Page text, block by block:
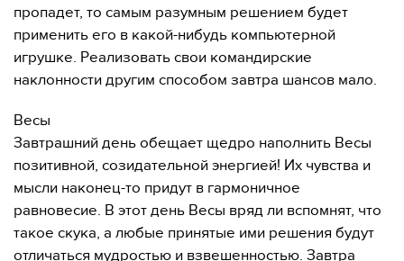
пропадет, то самым разумным решением будет
применить его в какой-нибудь компьютерной
игрушке. Реализовать свои командирские
наклонности другим способом завтра шансов мало.
Весы
Завтрашний день обещает щедро наполнить Весы
позитивной, созидательной энергией! Их чувства и
мысли наконец-то придут в гармоничное
равновесие. В этот день Весы вряд ли вспомнят, что
такое скука, а любые принятые ими решения будут
отличаться мудростью и взвешенностью. Завтра